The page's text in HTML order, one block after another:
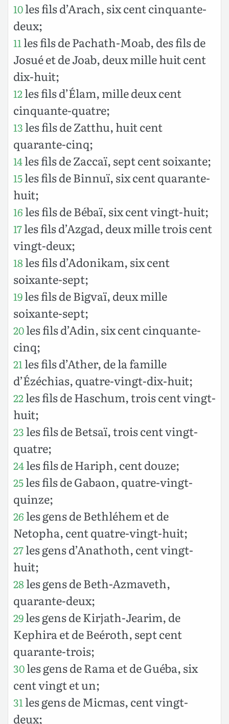
10les fils d’Arach, six cent cinquante-
deux;
11 les fils de Pachath-Moab, des fils de
Josué et de Joab, deux mille huit cent
dix-huit;
12les fils d’Élam, mille deux cent
cinquante-quatre;
13 les fils de Zatthu, huit cent
quarante-cinq;
14les fils de Zaccaï, sept cent soixante;
15les fils de Binnuï, six cent quarante-
huit;
16 les fils de Bébaï, six cent vingt-huit;
17les fils d’Azgad, deux mille trois cent
vingt-deux;
18les fils d’Adonikam, six cent
soixante-sept;
19les fils de Bigvaï, deux mille
soixante-sept;
20les fils d’Adin, six cent cinquante-
cinq;
21 les fils d’Ather, de la famille
d’Ézéchias, quatre-vingt-dix-huit;
22les fils de Haschum, trois cent vingt-
huit;
23 les fils de Betsaï, trois cent vingt-
quatre;
24les fils de Hariph, cent douze;
25les fils de Gabaon, quatre-vingt-
quinze;
26 les gens de Bethléhem et de
Netopha, cent quatre-vingt-huit;
27les gens d’Anathoth, cent vingt-
huit;
28les gens de Beth-Azmaveth,
quarante-deux;
29les gens de Kirjath-Jearim, de
Kephira et de Beéroth, sept cent
quarante-trois;
30les gens de Rama et de Guéba, six
cent vingt et un;
31 les gens de Micmas, cent vingt-
deux;